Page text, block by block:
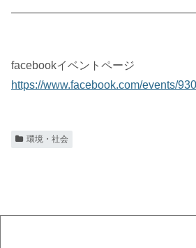
facebookイベントページ
https://www.facebook.com/events/
環境・社会